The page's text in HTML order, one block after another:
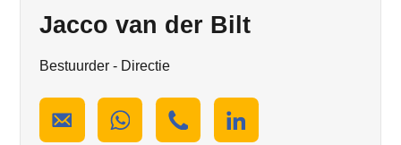
Jacco van der Bilt
Bestuurder - Directie